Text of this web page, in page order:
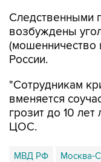
Следственными
возбуждены
(мошенничество
России.
"Сотрудникам
вменяется
грозит до 10
ЦОС.
МВД РФ Москва-